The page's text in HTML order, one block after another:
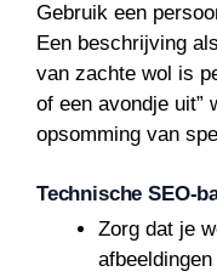
Gebruik een
Een beschrijving
van zachte wol is
of een avondje uit”
opsomming van
Technische SEO-
Zorg dat je